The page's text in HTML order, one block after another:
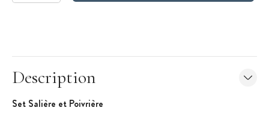
Description
Set Salière et Poivrière